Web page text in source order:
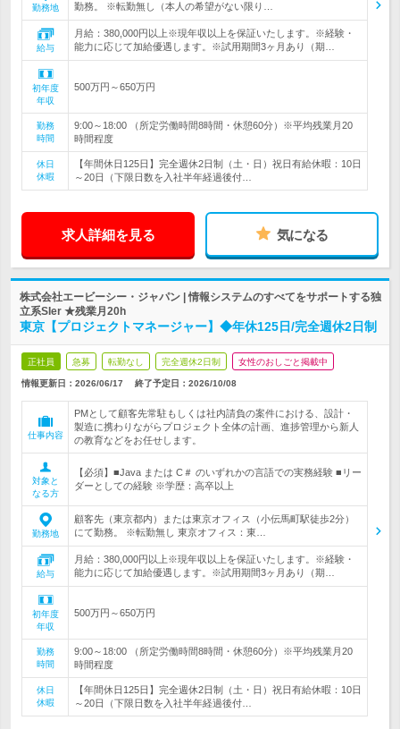
勤務地
勤務。 ※転勤無し（本人の希望がない限り…
給与
月給：380,000円以上※現年収以上を保証いたします。※経験・
能力に応じて加給優遇します。※試用期間3ヶ月あり（期…
初年度
年収
500万円～650万円
勤務
時間
9:00～18:00 （所定労働時間8時間・休憩60分）※平均残業月20
時間程度
休日
休暇
【年間休日125日】完全週休2日制（土・日）祝日有給休暇：10日
～20日（下限日数を入社半年経過後付…
求人詳細を見る 気になる
株式会社エービーシー・ジャパン | 情報システムのすべてをサポートする独
立系SIer ★残業月20h
東京【プロジェクトマネージャー】◆年休125日/完全週休2日制
正社員 急募 転勤なし 完全週休2日制 女性のおしごと掲載中
情報更新日：2026/06/17 終了予定日： 2026/10/08
仕事内容
PMとして顧客先常駐もしくは社内請負の案件における、設計・
製造に携わりながらプロジェクト全体の計画、進捗管理から新人
の教育などをお任せします。
対象と
なる方
【必須】■Java または C＃ のいずれかの言語での実務経験 ■リー
ダーとしての経験 ※学歴：高卒以上
勤務地
顧客先（東京都内）または東京オフィス（小伝馬町駅徒歩2分）
にて勤務。 ※転勤無し 東京オフィス：東…
給与
月給：380,000円以上※現年収以上を保証いたします。※経験・
能力に応じて加給優遇します。※試用期間3ヶ月あり（期…
初年度
年収
500万円～650万円
勤務
時間
9:00～18:00 （所定労働時間8時間・休憩60分）※平均残業月20
時間程度
休日
休暇
【年間休日125日】完全週休2日制（土・日）祝日有給休暇：10日
～20日（下限日数を入社半年経過後付…